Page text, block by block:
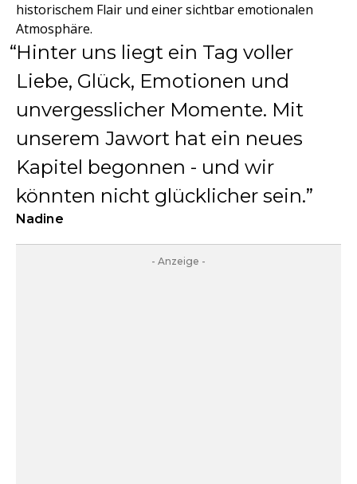
historischem Flair und einer sichtbar emotionalen
Atmosphäre.
Hinter uns liegt ein Tag voller
Liebe, Glück, Emotionen und
unvergesslicher Momente. Mit
unserem Jawort hat ein neues
Kapitel begonnen - und wir
könnten nicht glücklicher sein.
Nadine
- Anzeige -